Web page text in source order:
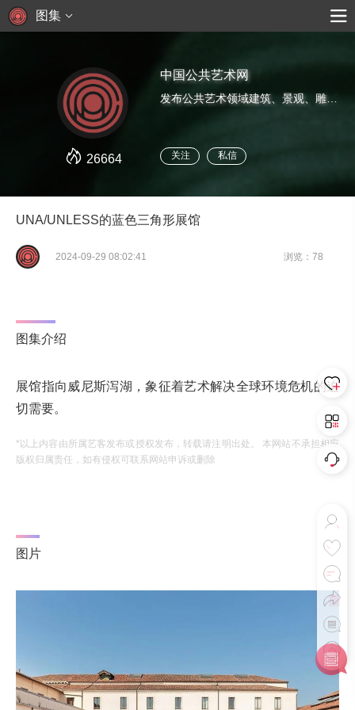
图集
26664
中国公共艺术网
发布公共艺术领域建筑、景观、雕塑、装置、新媒体等艺术前沿资讯。
关注 私信
UNA/UNLESS的蓝色三角形展馆
2024-09-29 08:02:41 浏览：78
图集介绍
展馆指向威尼斯泻湖，象征着艺术解决全球环境危机的迫
切需要。
*以上内容由所属艺客发布或授权发布，转载请注明出处。 本网站不承担相应
版权归属责任，如有侵权可联系网站申诉或删除
图片